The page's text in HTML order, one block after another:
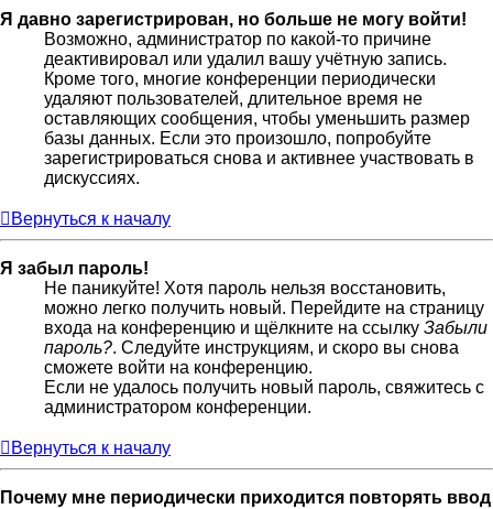
Я давно зарегистрирован, но больше не могу войти!
Возможно, администратор по какой-то причине
деактивировал или удалил вашу учётную запись.
Кроме того, многие конференции периодически
удаляют пользователей, длительное время не
оставляющих сообщения, чтобы уменьшить размер
базы данных. Если это произошло, попробуйте
зарегистрироваться снова и активнее участвовать в
дискуссиях.
Вернуться к началу
Я забыл пароль!
Не паникуйте! Хотя пароль нельзя восстановить,
можно легко получить новый. Перейдите на страницу
входа на конференцию и щёлкните на ссылку Забыли
пароль?. Следуйте инструкциям, и скоро вы снова
сможете войти на конференцию.
Если не удалось получить новый пароль, свяжитесь с
администратором конференции.
Вернуться к началу
Почему мне периодически приходится повторять ввод